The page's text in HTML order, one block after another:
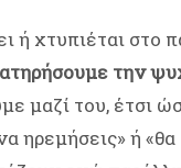
ή χτυπιέται
την
μαζί του, έτσι
ηρεμήσεις» ή